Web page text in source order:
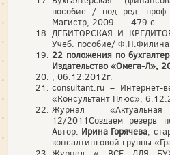
пособие / под ред.
Магистр, 2009. — 479 с.
ДЕБИТОРСКАЯ И
Учеб. пособие/
22 положения по
Издательство «Омега-Л»,
, 06.12.2012г.
consultant.ru – Интернет-
«Консультант Плюс»,
Журнал
12/2011Создаем резерв
Автор: Ирина Горячева,
консалтинговой группы